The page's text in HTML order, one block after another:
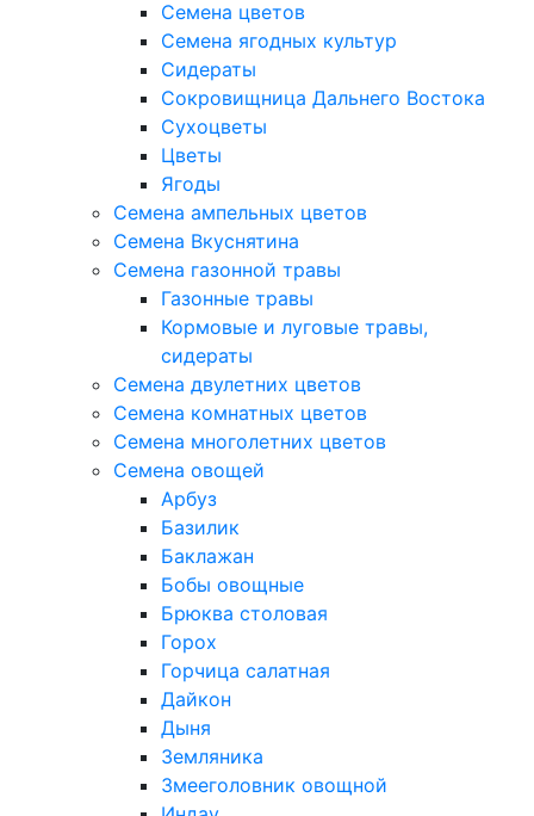
Семена цветов
Семена ягодных культур
Сидераты
Сокровищница Дальнего Востока
Сухоцветы
Цветы
Ягоды
Семена ампельных цветов
Семена Вкуснятина
Семена газонной травы
Газонные травы
Кормовые и луговые травы,
сидераты
Семена двулетних цветов
Семена комнатных цветов
Семена многолетних цветов
Семена овощей
Арбуз
Базилик
Баклажан
Бобы овощные
Брюква столовая
Горох
Горчица салатная
Дайкон
Дыня
Земляника
Змееголовник овощной